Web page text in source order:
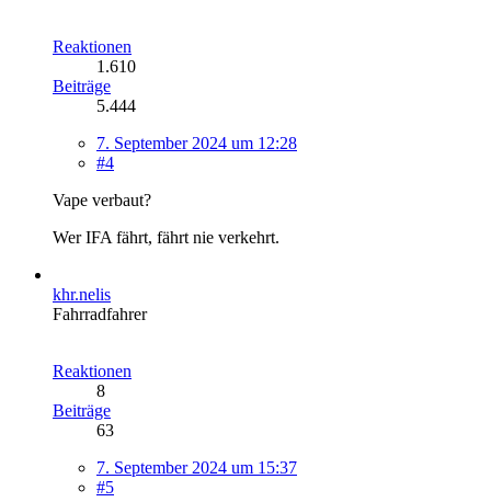
Reaktionen
1.610
Beiträge
5.444
7. September 2024 um 12:28
#4
Vape verbaut?
Wer IFA fährt, fährt nie verkehrt.
khr.nelis
Fahrradfahrer
Reaktionen
8
Beiträge
63
7. September 2024 um 15:37
#5